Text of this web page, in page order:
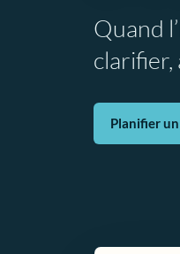
Quand
Planifier